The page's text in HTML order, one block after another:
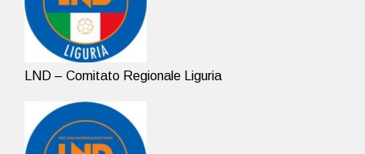
LND – Comitato Regionale Liguria